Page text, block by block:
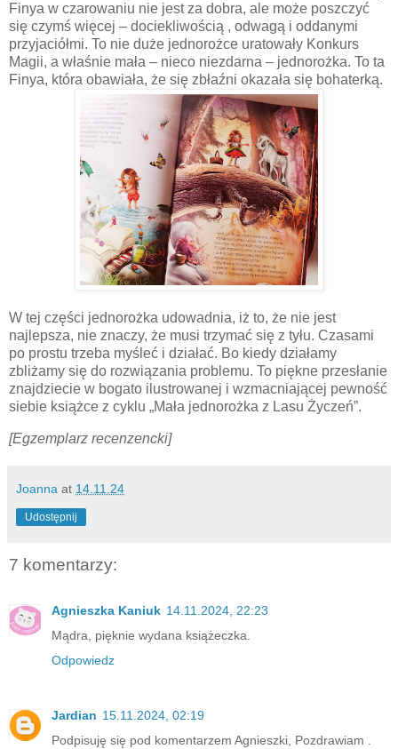
Finya w czarowaniu nie jest za dobra, ale może poszczyć
się czymś więcej – dociekliwością , odwagą i oddanymi
przyjaciółmi. To nie duże jednorożce uratowały Konkurs
Magii, a właśnie mała – nieco niezdarna – jednorożka. To ta
Finya, która obawiała, że się zbłaźni okazała się bohaterką.
W tej części jednorożka udowadnia, iż to, że nie jest
najlepsza, nie znaczy, że musi trzymać się z tyłu. Czasami
po prostu trzeba myśleć i działać. Bo kiedy działamy
zbliżamy się do rozwiązania problemu. To piękne przesłanie
znajdziecie w bogato ilustrowanej i wzmacniającej pewność
siebie książce z cyklu „Mała jednorożka z Lasu Życzeń”.
[Egzemplarz recenzencki]
Joanna at 14.11.24
Udostępnij
7 komentarzy:
Agnieszka Kaniuk 14.11.2024, 22:23
Mądra, pięknie wydana książeczka.
Odpowiedz
Jardian 15.11.2024, 02:19
Podpisuję się pod komentarzem Agnieszki, Pozdrawiam .